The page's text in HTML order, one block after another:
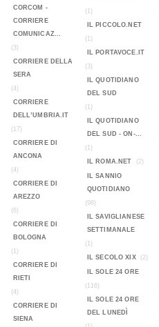
CORCOM -
CORRIERE
COMUNICAZ...
(3)
CORRIERE DELLA
SERA
(4)
CORRIERE
DELL’UMBRIA.IT
(17)
CORRIERE DI
ANCONA
(4)
CORRIERE DI
AREZZO
(6)
CORRIERE DI
BOLOGNA
(1)
CORRIERE DI
RIETI
(4)
CORRIERE DI
SIENA
(1)
IL PICCOLO.NET
(1)
IL PORTAVOCE.IT
(3)
IL QUOTIDIANO
DEL SUD
(1)
IL QUOTIDIANO
DEL SUD - ON-...
(1)
IL ROMA.NET
(2)
IL SANNIO
QUOTIDIANO
(98)
IL SAVIGLIANESE
SETTIMANALE
(1)
IL SECOLO XIX
(2)
IL SOLE 24 ORE
(116)
IL SOLE 24 ORE
DEL LUNEDÌ